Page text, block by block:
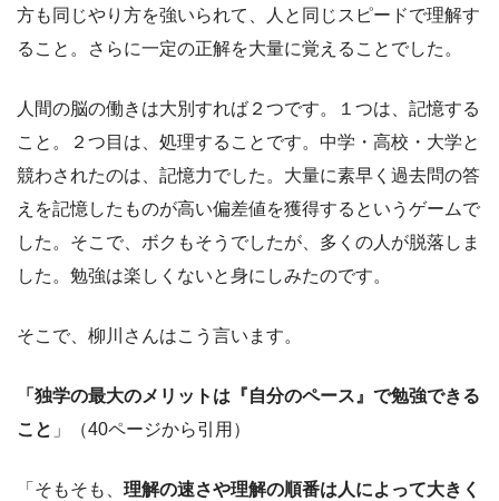
方も同じやり方を強いられて、人と同じスピードで理解す
ること。さらに一定の正解を大量に覚えることでした。
人間の脳の働きは大別すれば２つです。１つは、記憶する
こと。２つ目は、処理することです。中学・高校・大学と
競わされたのは、記憶力でした。大量に素早く過去問の答
えを記憶したものが高い偏差値を獲得するというゲームで
した。そこで、ボクもそうでしたが、多くの人が脱落しま
した。勉強は楽しくないと身にしみたのです。
そこで、柳川さんはこう言います。
「独学の最大のメリットは『自分のペース』で勉強できる
こと 」（40ページから引用）
「そもそも、 理解の速さや理解の順番は人によって大きく